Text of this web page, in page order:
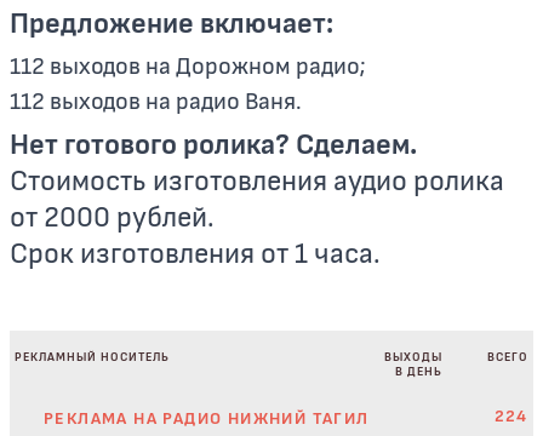
Предложение включает:
112 выходов на Дорожном радио;
112 выходов на радио Ваня.
Нет готового ролика? Сделаем.
Стоимость изготовления аудио ролика
от 2000 рублей.
Срок изготовления от 1 часа.
РЕКЛАМНЫЙ НОСИТЕЛЬ
ВЫХОДЫ
В ДЕНЬ
ВСЕГО
РЕКЛАМА НА РАДИО НИЖНИЙ ТАГИЛ 224